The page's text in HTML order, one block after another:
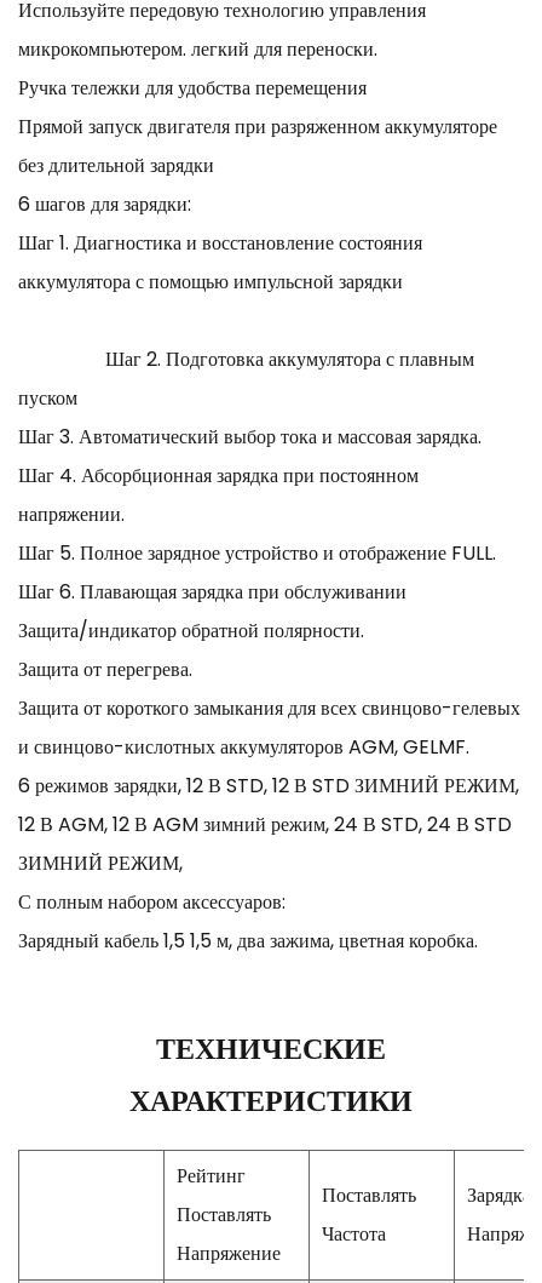
Зарядный кабель 1,5 1,5 м, два зажима, цветная коробка.
Используйте передовую технологию управления
микрокомпьютером. легкий для переноски.
Ручка тележки для удобства перемещения
Прямой запуск двигателя при разряженном аккумуляторе
без длительной зарядки
6 шагов для зарядки:
Шаг 1. Диагностика и восстановление состояния
аккумулятора с помощью импульсной зарядки
Шаг 2. Подготовка аккумулятора с плавным
пуском
Шаг 3. Автоматический выбор тока и массовая зарядка.
Шаг 4. Абсорбционная зарядка при постоянном
напряжении.
Шаг 5. Полное зарядное устройство и отображение FULL.
Шаг 6. Плавающая зарядка при обслуживании
Защита/индикатор обратной полярности.
Защита от перегрева.
Защита от короткого замыкания для всех свинцово-гелевых
и свинцово-кислотных аккумуляторов AGM, GELMF.
6 режимов зарядки, 12 В STD, 12 В STD ЗИМНИЙ РЕЖИМ,
12 В AGM, 12 В AGM зимний режим, 24 В STD, 24 В STD
ЗИМНИЙ РЕЖИМ,
С полным набором аксессуаров:
Зарядный кабель 1,5 1,5 м, два зажима, цветная коробка.
ТЕХНИЧЕСКИЕ
ХАРАКТЕРИСТИКИ
Рейтинг
Поставлять
Напряжение
Поставлять
Частота
Зарядка